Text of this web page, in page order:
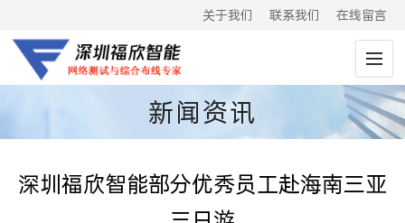
关于我们 联系我们 在线留言
新闻资讯
深圳福欣智能部分优秀员工赴海南三亚